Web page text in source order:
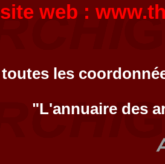
site web :
toutes les
"L'annuaire des